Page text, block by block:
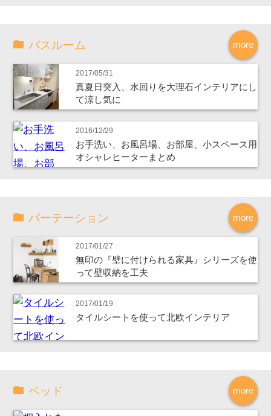
more
バスルーム
2017/05/31
真夏日突入、水回りを大理石インテリアにし
て涼し気に
2016/12/29
お手洗い、お風呂場、お部屋、小スペース用
オシャレヒーターまとめ
more
パーテーション
2017/01/27
無印の『壁に付けられる家具』シリーズを使
って壁収納を工夫
2017/01/19
タイルシートを使って北欧インテリア
more
ベッド